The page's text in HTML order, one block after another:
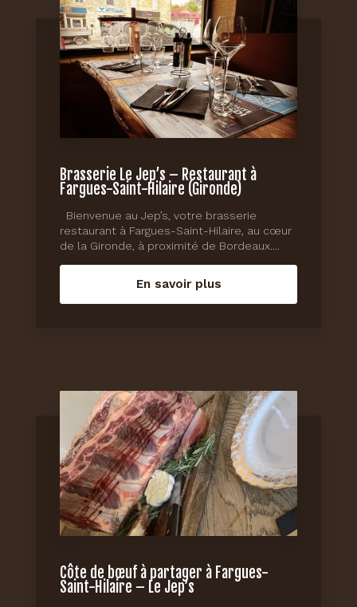
Brasserie Le Jep’s – Restaurant à
Fargues-Saint-Hilaire (Gironde)
Bienvenue au Jep’s, votre brasserie
restaurant à Fargues-Saint-Hilaire, au cœur
de la Gironde, à proximité de Bordeaux....
En savoir plus
Côte de bœuf à partager à Fargues-
Saint-Hilaire – Le Jep’s